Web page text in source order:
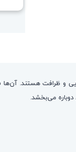
و ظرافت هستند.
دوباره می‌بخشد.